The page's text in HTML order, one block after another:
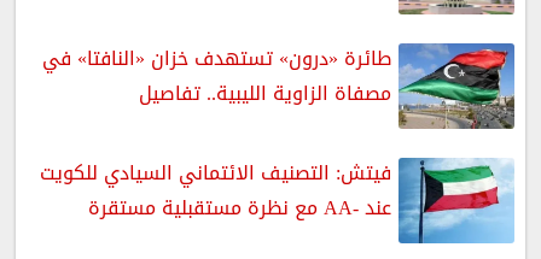
طائرة «درون» تستهدف خزان «النافتا» في
مصفاة الزاوية الليبية.. تفاصيل
فيتش: التصنيف الائتماني السيادي للكويت
عند -AA مع نظرة مستقبلية مستقرة